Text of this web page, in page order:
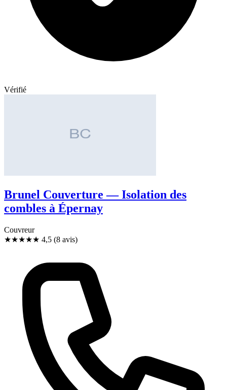
Vérifié
Brunel Couverture — Isolation des
combles à Épernay
Couvreur
★★★★★ 4,5 (8 avis)